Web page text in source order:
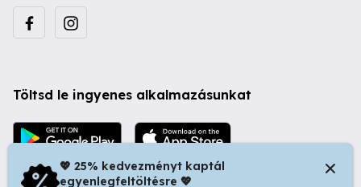
Töltsd le ingyenes alkalmazásunkat
💖 25% kedvezményt kaptál
egyenlegfeltöltésre 💖